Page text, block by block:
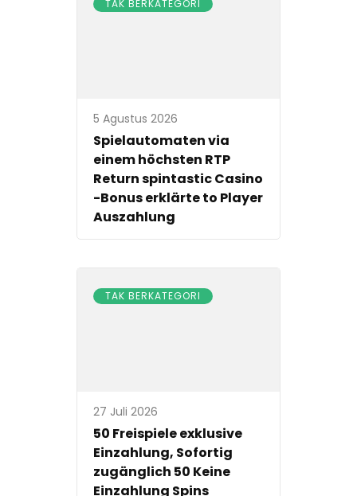
TAK BERKATEGORI
5 Agustus 2026
Spielautomaten via
einem höchsten RTP
Return spintastic Casino
-Bonus erklärte to Player
Auszahlung
TAK BERKATEGORI
27 Juli 2026
50 Freispiele exklusive
Einzahlung, Sofortig
zugänglich 50 Keine
Einzahlung Spins